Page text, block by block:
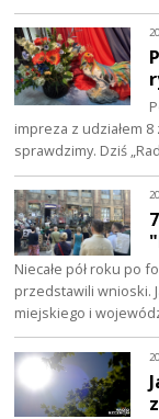
impreza z udziałem 8
sprawdzimy. Dziś
Niecałe pół roku po
przedstawili wnioski.
miejskiego i